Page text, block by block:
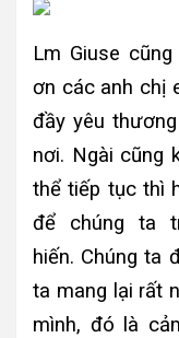
Lm Giuse
ơn các anh chị
đầy yêu
nơi. Ngài cũng
thể tiếp tục thì
để chúng ta
hiến. Chúng ta
ta mang lại rất
mình, đó là